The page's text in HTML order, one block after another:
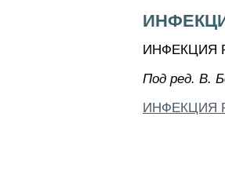
ИНФЕКЦИЯ
Пoд peд. B.
ИНФЕКЦИЯ